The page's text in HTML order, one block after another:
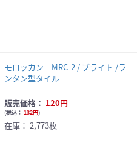
モロッカン MRC-2 / ブライト /ラ
ンタン型タイル
販売価格： 120円
(税込： 132円)
在庫： 2,773枚